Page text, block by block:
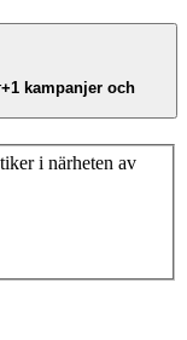
+1 kampanjer och
i närheten av